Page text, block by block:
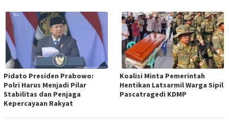
Pidato Presiden Prabowo:
Polri Harus Menjadi Pilar
Stabilitas dan Penjaga
Kepercayaan Rakyat
Koalisi Minta Pemerintah
Hentikan Latsarmil Warga Sipil
Pascatragedi KDMP